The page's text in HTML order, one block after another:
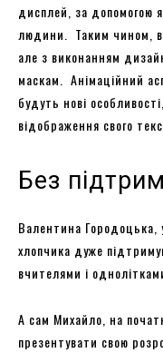
дисплей, за допомогою
людини. Таким чином,
але з виконанням
маскам. Анімаційний
будуть нові
відображення свого
Без
Валентина Городоцька,
хлопчика дуже
вчителями і
А сам Михайло, на
презентувати свою